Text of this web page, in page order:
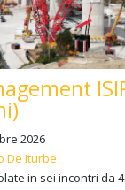
2026
De Iturbe
in sei incontri da